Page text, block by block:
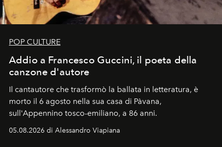
POP CULTURE
Addio a Francesco Guccini, il poeta della
canzone d'autore
Il cantautore che trasformò la ballata in letteratura, è
morto il 6 agosto nella sua casa di Pàvana,
sull'Appennino tosco-emiliano, a 86 anni.
05.08.2026 di Alessandro Viapiana